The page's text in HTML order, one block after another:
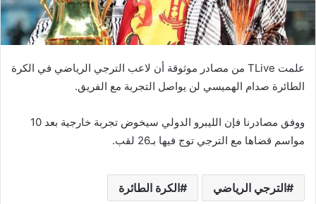
علمت TLive من مصادر موثوقة أن لاعب الترجي الرياضي في الكرة
الطائرة صدام الهميسي لن يواصل التجربة مع الفريق.
ووفق مصادرنا فإن الليبرو الدولي سيخوض تجربة خارجية بعد 10
مواسم قضاها مع الترجي توج فيها بـ26 لقب.
الترجي الرياضي الكرة الطائرة